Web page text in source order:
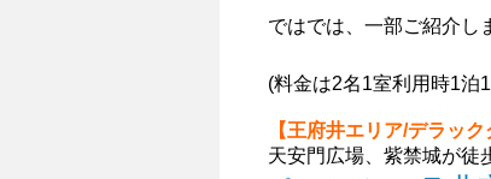
ではでは、一部ご紹介し
(料金は2名1室利用時1泊
【王府井エリア/デラック
天安門広場、紫禁城が